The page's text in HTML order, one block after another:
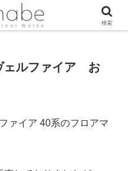
ェルファイア お
ァイア 40系のフロアマ
検索